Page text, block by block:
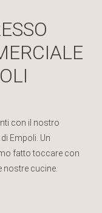
con il nostro
Empoli. Un
fatto toccare con
nostre cucine.